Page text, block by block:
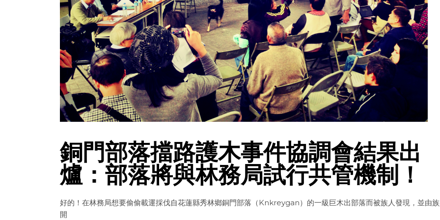
銅門部落擋路護木事件協調會結果出
爐：部落將與林務局試行共管機制！
好的！在林務局想要偷偷載運採伐自花蓮縣秀林鄉銅門部落（Knkreygan）的一級巨木出部落而被族人發現，並由
開